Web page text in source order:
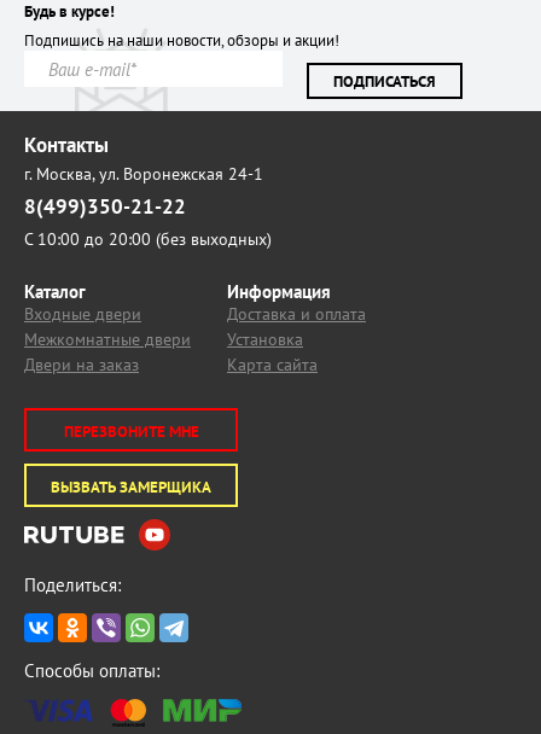
Будь в курсе!
Подпишись на наши новости, обзоры и акции!
ПОДПИСАТЬСЯ
Контакты
г. Москва,ул. Воронежская 24-1
8(499)350-21-22
С 10:00 до 20:00 (без выходных)
Каталог
Входные двери
Межкомнатные двери
Двери на заказ
Информация
Доставка и оплата
Установка
Карта сайта
ПЕРЕЗВОНИТЕ МНЕ
ВЫЗВАТЬ ЗАМЕРЩИКА
Поделиться:
Способы оплаты: